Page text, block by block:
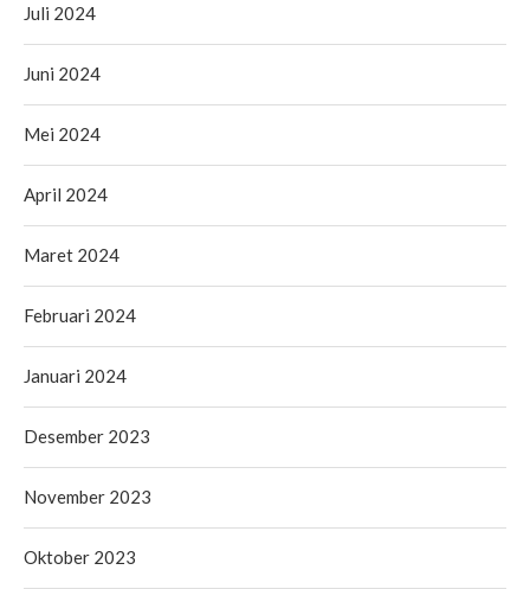
Juli 2024
Juni 2024
Mei 2024
April 2024
Maret 2024
Februari 2024
Januari 2024
Desember 2023
November 2023
Oktober 2023